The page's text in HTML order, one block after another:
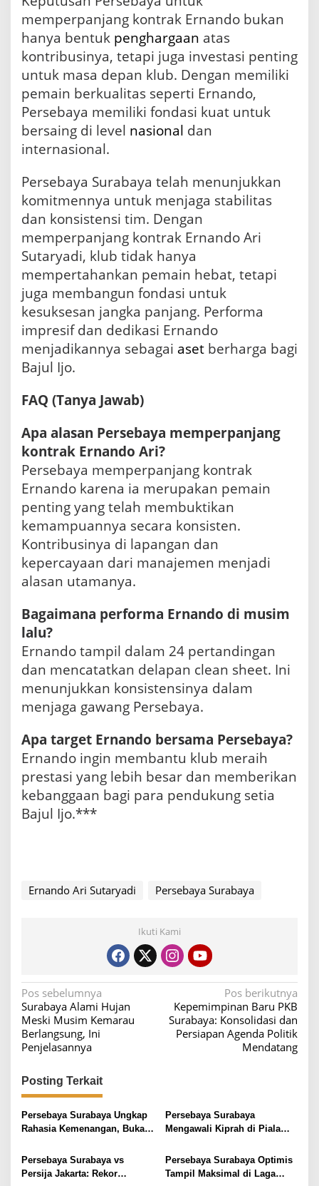
memperpanjang kontrak Ernando bukan
hanya bentuk penghargaan atas
kontribusinya, tetapi juga investasi penting
untuk masa depan klub. Dengan memiliki
pemain berkualitas seperti Ernando,
Persebaya memiliki fondasi kuat untuk
bersaing di level nasional dan
internasional.
Persebaya Surabaya telah menunjukkan
komitmennya untuk menjaga stabilitas
dan konsistensi tim. Dengan
memperpanjang kontrak Ernando Ari
Sutaryadi, klub tidak hanya
mempertahankan pemain hebat, tetapi
juga membangun fondasi untuk
kesuksesan jangka panjang. Performa
impresif dan dedikasi Ernando
menjadikannya sebagai aset berharga bagi
Bajul Ijo.
FAQ (Tanya Jawab)
Apa alasan Persebaya memperpanjang
kontrak Ernando Ari?
Persebaya memperpanjang kontrak
Ernando karena ia merupakan pemain
penting yang telah membuktikan
kemampuannya secara konsisten.
Kontribusinya di lapangan dan
kepercayaan dari manajemen menjadi
alasan utamanya.
Bagaimana performa Ernando di musim
lalu?
Ernando tampil dalam 24 pertandingan
dan mencatatkan delapan clean sheet. Ini
menunjukkan konsistensinya dalam
menjaga gawang Persebaya.
Apa target Ernando bersama Persebaya?
Ernando ingin membantu klub meraih
prestasi yang lebih besar dan memberikan
kebanggaan bagi para pendukung setia
Bajul Ijo.***
Ernando Ari Sutaryadi Persebaya Surabaya
Ikuti Kami
N
a
v
i
g
a
s
i
o
Pos sebelumnya
Surabaya Alami Hujan
Meski Musim Kemarau
Berlangsung, Ini
Penjelasannya
Pos berikutnya
Kepemimpinan Baru PKB
Surabaya: Konsolidasi dan
Persiapan Agenda Politik
Mendatang
Posting Terkait
Persebaya Surabaya Ungkap
Rahasia Kemenangan, Bukan
Persebaya Surabaya
Mengawali Kiprah di Piala
Kemenangan Tipis 1-0 atas
Persija Jakarta
Persebaya Surabaya vs
Persija Jakarta: Rekor
Persebaya Surabaya Optimis
Tampil Maksimal di Laga